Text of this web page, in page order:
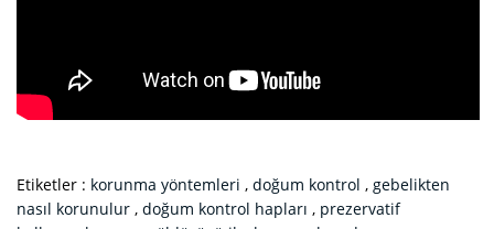
Etiketler : korunma yöntemleri , doğum kontrol , gebelikten
nasıl korunulur , doğum kontrol hapları , prezervatif